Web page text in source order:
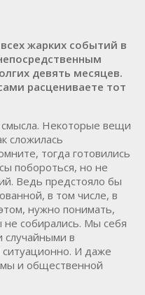
жарких событий в
девять месяцев.
расцениваете тот
Некоторые вещи
сложилась
тогда готовились
побороться, но не
Ведь предстояло бы
в том числе, в
нужно понимать,
собирались. Мы себя
случайными в
И даже
и общественной